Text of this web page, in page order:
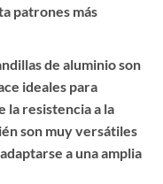
patrones más
de aluminio son
ideales para
la resistencia a la
son muy versátiles
a una amplia